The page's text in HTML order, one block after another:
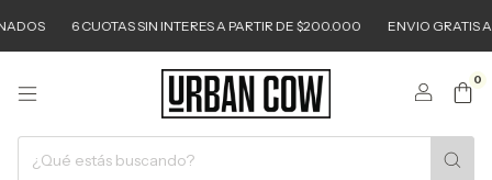
6 CUOTAS SIN INTERES A PARTIR DE $200.000 ENVIO GRATIS A
0